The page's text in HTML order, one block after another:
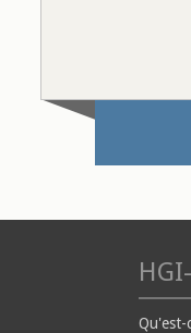
Qu'est-